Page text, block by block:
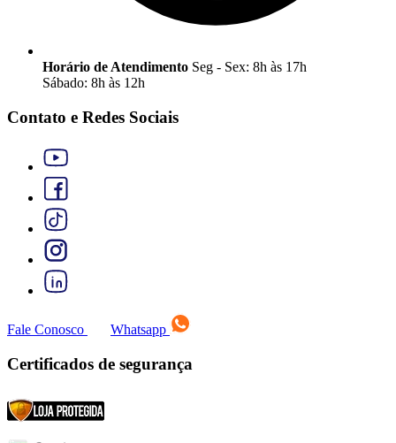
Horário de Atendimento Seg - Sex: 8h às 17h
Sábado: 8h às 12h
Contato e Redes Sociais
Fale Conosco Whatsapp
Certificados de segurança